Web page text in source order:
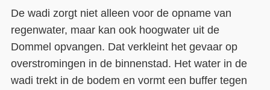
De wadi zorgt niet alleen voor de opname van
regenwater, maar kan ook hoogwater uit de
Dommel opvangen. Dat verkleint het gevaar op
overstromingen in de binnenstad. Het water in de
wadi trekt in de bodem en vormt een buffer tegen